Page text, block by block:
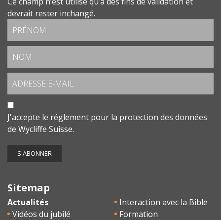
devrait rester inchangé.
J'accepte le réglement pour la protection des données
de Wycliffe Suisse.
Sitemap
Actualités
Vidéos du jubilé
Interaction avec la Bible
Formation